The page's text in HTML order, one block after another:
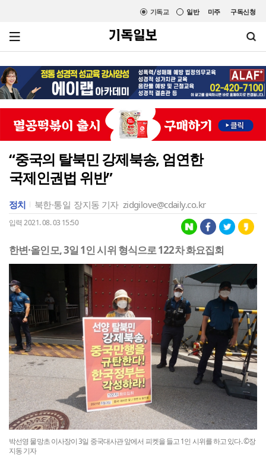
미주 구독신청
일반
기독교
“중국의 탈북민 강제북송, 엄연한
국제인권법 위반”
정치 북한·통일 장지동 기자 zidgilove@cdaily.co.kr
입력 2021. 08. 03 15:50
한변·올인모, 3일 1인 시위 형식으로 122차 화요집회
박선영 물망초 이사장이 3일 중국대사관 앞에서 피켓을 들고 1인 시위를 하고 있다. ©장
지동 기자